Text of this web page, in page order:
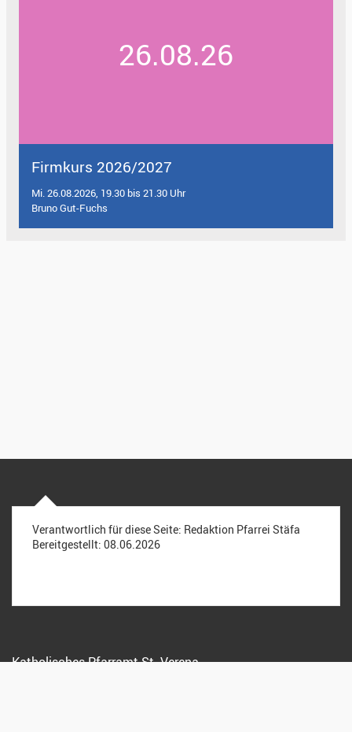
26.08.26
Firmkurs 2026/2027
Mi. 26.08.2026, 19.30 bis 21.30 Uhr
Bruno Gut-Fuchs
Katholisches Pfarramt St. Verena
Verantwortlich für diese Seite: Redaktion Pfarrei Stäfa
Bereitgestellt: 08.06.2026